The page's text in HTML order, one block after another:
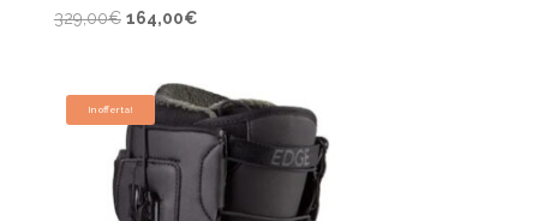
329,00€ Il
era:
329,00€.
164,00€Il
è:
164,00€.
In offerta!